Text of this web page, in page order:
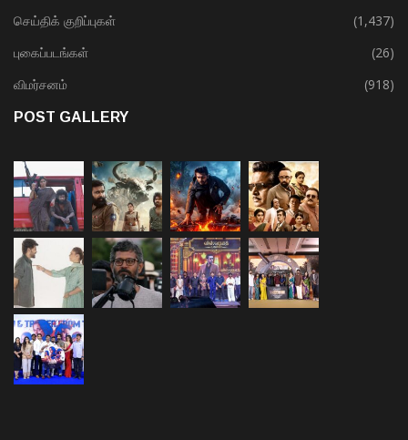
செய்திக் குறிப்புகள்
(1,437)
புகைப்படங்கள்
(26)
விமர்சனம்
(918)
POST GALLERY